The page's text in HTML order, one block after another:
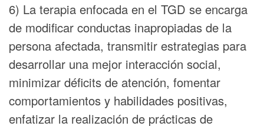
6) La terapia enfocada en el TGD se encarga
de modificar conductas inapropiadas de la
persona afectada, transmitir estrategias para
desarrollar una mejor interacción social,
minimizar déficits de atención, fomentar
comportamientos y habilidades positivas,
enfatizar la realización de prácticas de